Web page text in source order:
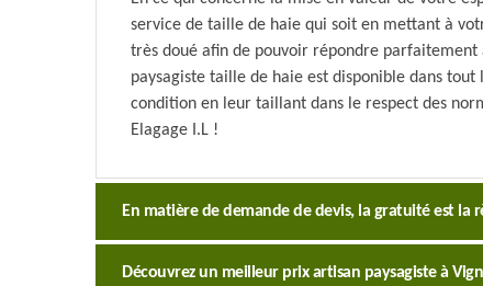
service de taille de haie qui soit en mettant à
très doué afin de pouvoir répondre
paysagiste taille de haie est disponible dans
condition en leur taillant dans le respect des
Elagage I.L !
En matière de demande de devis, la gratuité est la
Découvrez un meilleur prix artisan paysagiste à